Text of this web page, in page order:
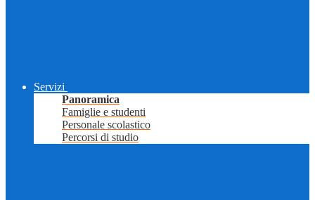
Servizi
Panoramica
Famiglie e studenti
Personale scolastico
Percorsi di studio